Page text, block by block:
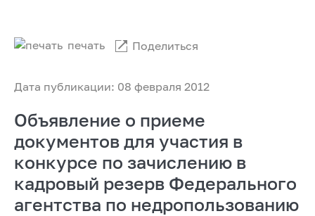
Дата публикации: 08 февраля 2012
печать Поделиться
Объявление о приеме
документов для участия в
конкурсе по зачислению в
кадровый резерв Федерального
агентства по недропользованию